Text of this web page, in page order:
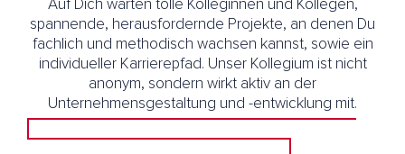
Auf Dich warten tolle Kolleginnen und Kollegen,
spannende, herausfordernde Projekte, an denen Du
fachlich und methodisch wachsen kannst, sowie ein
individueller Karrierepfad. Unser Kollegium ist nicht
anonym, sondern wirkt aktiv an der
Unternehmensgestaltung und -entwicklung mit.